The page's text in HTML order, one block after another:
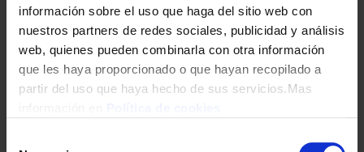
información sobre el uso que haga del sitio web con
nuestros partners de redes sociales, publicidad y análisis
web, quienes pueden combinarla con otra información
que les haya proporcionado o que hayan recopilado a
partir del uso que haya hecho de sus servicios.Mas